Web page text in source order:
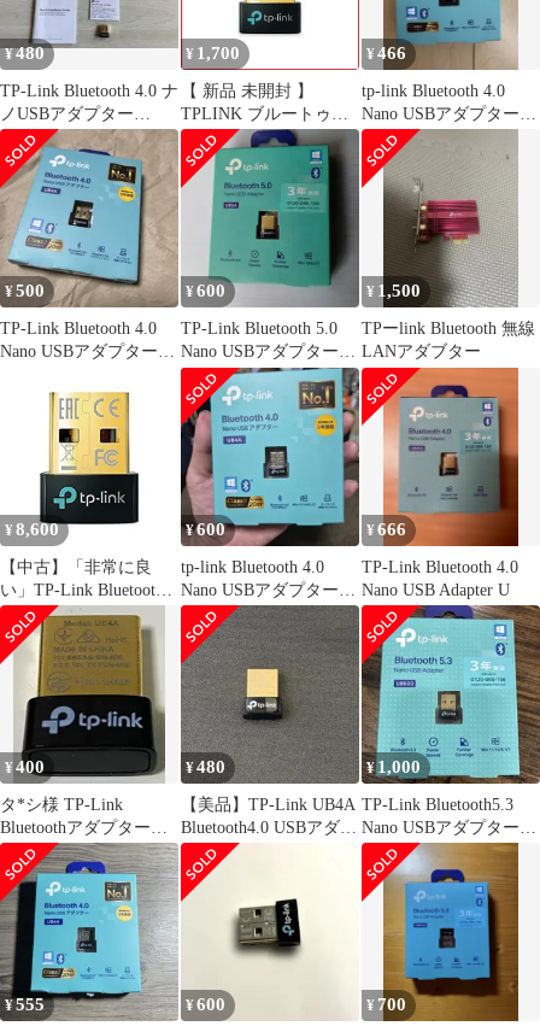
¥480
TP-Link Bluetooth 4.0 ナ
ノUSBアダプター
UB4A
¥ 1,700
【 新品 未開封 】
TPLINK ブルートゥー
ス アダプター [USB-A
/Bluetooth 5.0]
(Windows11対応) UB500
未使用 送料無料
¥466
tp-link Bluetooth 4.0
Nano USBアダプター
UB4A
¥500
TP-Link Bluetooth 4.0
Nano USBアダプター
¥600
TP-Link Bluetooth 5.0
Nano USBアダプター
UB5A
¥ 1,500
TPーlink Bluetooth 無線
LANアダブター
¥ 8,600
【中古】「非常に良
い」TP-Link Bluetooth
USB Bluetooth 5.0 対応
パソコン / タブレット
対応 アダプタ ブルート
ゥース子機 UB500/A
¥600
tp-link Bluetooth 4.0
Nano USBアダプター
UB4A
¥666
TP-Link Bluetooth 4.0
Nano USB Adapter U
¥400
タ*シ様 TP-Link
Bluetoothアダプター
UB4A 本体
¥480
【美品】TP-Link UB4A
Bluetooth4.0 USBアダプ
ター
¥ 1,000
TP-Link Bluetooth5.3
Nano USBアダプター
UB500
¥555 ¥600 ¥ 700